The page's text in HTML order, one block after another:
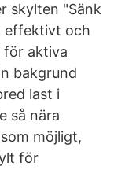
skylten "Sänk
effektivt och
för aktiva
bakgrund
last i
så nära
möjligt,
för